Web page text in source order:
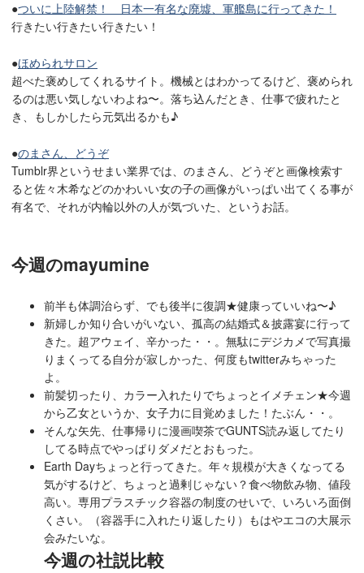
●ついに上陸解禁！ 日本一有名な廃墟、軍艦島に行ってきた！
行きたい行きたい行きたい！
●ほめられサロン
超べた褒めしてくれるサイト。機械とはわかってるけど、褒められ
るのは悪い気しないわよね〜。落ち込んだとき、仕事で疲れたと
き、もしかしたら元気出るかも♪
●のまさん、どうぞ
Tumblr界というせまい業界では、のまさん、どうぞと画像検索す
ると佐々木希などのかわいい女の子の画像がいっぱい出てくる事が
有名で、それが内輪以外の人が気づいた、というお話。
今週のmayumine
前半も体調治らず、でも後半に復調★健康っていいね〜♪
新婦しか知り合いがいない、孤高の結婚式＆披露宴に行って
きた。超アウェイ、辛かった・・。無駄にデジカメで写真撮
りまくってる自分が寂しかった、何度もtwitterみちゃった
よ。
前髪切ったり、カラー入れたりでちょっとイメチェン★今週
から乙女というか、女子力に目覚めました！たぶん・・。
そんな矢先、仕事帰りに漫画喫茶でGUNTS読み返してたり
してる時点でやっぱりダメだとおもった。
Earth Dayちょっと行ってきた。年々規模が大きくなってる
気がするけど、ちょっと過剰じゃない？食べ物飲み物、値段
高い。専用プラスチック容器の制度のせいで、いろいろ面倒
くさい。（容器手に入れたり返したり）もはやエコの大展示
会みたいな。
今週の社説比較